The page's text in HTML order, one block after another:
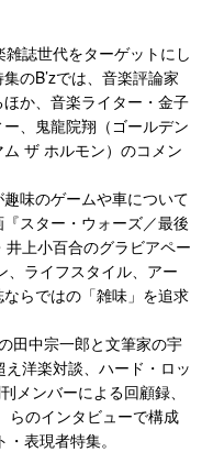
誌世代をターゲットにし
のB’zでは、音楽評論家
か、音楽ライター・金子
、鬼龍院翔（ゴールデン
ザ ホルモン）のコメン
味のゲームや車について
スター・ウォーズ／最後
上小百合のグラビアペー
、ライフスタイル、アー
らではの「雑味」を追求
田中宗一郎と文筆家の宇
洋楽対談、ハード・ロッ
メンバーによる回顧録、
らのインタビューで構成
表現者特集。